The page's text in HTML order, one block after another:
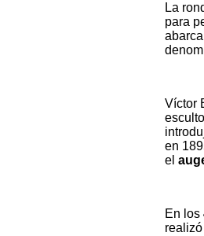
La
para
Víctor
en
el
En los